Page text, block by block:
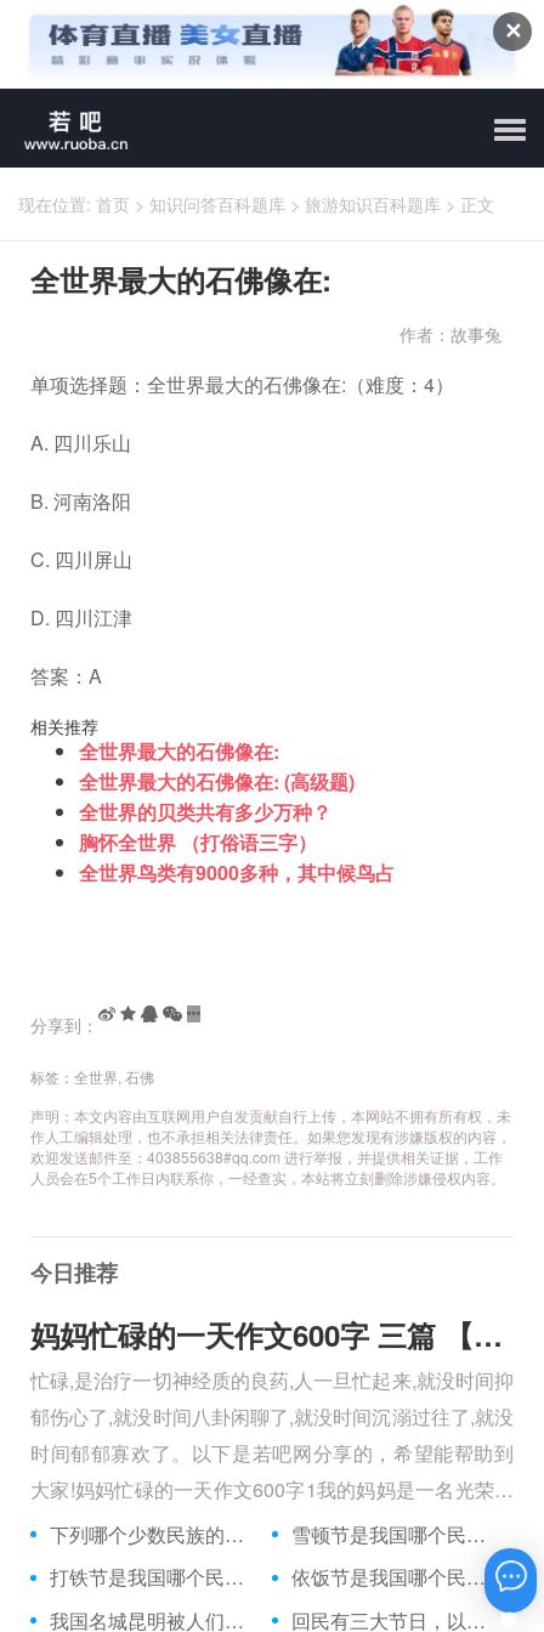
✕
现在位置: 首页 > 知识问答百科题库 > 旅游知识百科题库 > 正文
全世界最大的石佛像在:
作者：故事兔
单项选择题：全世界最大的石佛像在:（难度：4）
A. 四川乐山
B. 河南洛阳
C. 四川屏山
D. 四川江津
答案：A
相关推荐
全世界最大的石佛像在:
全世界最大的石佛像在: (高级题)
全世界的贝类共有多少万种？
胸怀全世界 （打俗语三字）
全世界鸟类有9000多种，其中候鸟占
分享到：
标签： 全世界 石佛
声明：本文内容由互联网用户自发贡献自行上传，本网站不拥有所有权，未
作人工编辑处理，也不承担相关法律责任。如果您发现有涉嫌版权的内容，
欢迎发送邮件至：403855638#qq.com 进行举报，并提供相关证据，工作
人员会在5个工作日内联系你，一经查实，本站将立刻删除涉嫌侵权内容。
今日推荐
妈妈忙碌的一天作文600字 三篇 【600字】
忙碌,是治疗一切神经质的良药,人一旦忙起来,就没时间抑
郁伤心了,就没时间八卦闲聊了,就没时间沉溺过往了,就没
时间郁郁寡欢了。以下是若吧网分享的，希望能帮助到
大家!妈妈忙碌的一天作文600字1我的妈妈是一名光荣的
人民警察，她总有做不完的事情。
下列哪个少数民族的传统服装不是长袍？
雪顿节是我国哪个民族的重要节日？
打铁节是我国哪个民族的传统节日？
依饭节是我国哪个民族最隆重的节日？
我国名城昆明被人们称什么？
回民有三大节日，以下哪一项不在这三大节日之中？